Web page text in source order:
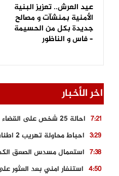
عيد العرش.. تعزيز البنية
الأمنية بمنشآت و مصالح
جديدة بكل من الحسيمة
– فاس و الناظور
اخر الأخبار
7:21
3:29 احباط محاولة تهريب 2 اطنان من المخدرات بتارودانت
7:38
4:50